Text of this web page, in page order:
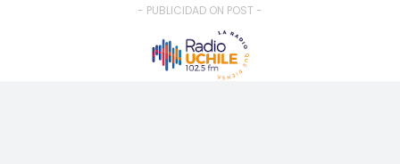
- PUBLICIDAD ON POST -